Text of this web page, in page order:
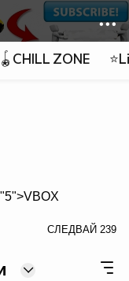
🪀CHILL ZONE
СЛЕДВАЙ 239